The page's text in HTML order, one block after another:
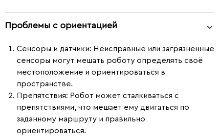
Проблемы с ориентацией
Сенсоры и датчики: Неисправные или загрязненные
сенсоры могут мешать роботу определять своё
местоположение и ориентироваться в
пространстве.
Препятствия: Робот может сталкиваться с
препятствиями, что мешает ему двигаться по
заданному маршруту и правильно
ориентироваться.